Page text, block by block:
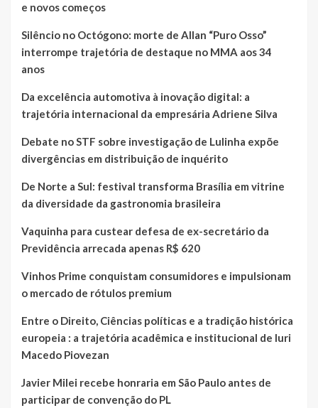
e novos começos
Silêncio no Octógono: morte de Allan “Puro Osso”
interrompe trajetória de destaque no MMA aos 34
anos
Da excelência automotiva à inovação digital: a
trajetória internacional da empresária Adriene Silva
Debate no STF sobre investigação de Lulinha expõe
divergências em distribuição de inquérito
De Norte a Sul: festival transforma Brasília em vitrine
da diversidade da gastronomia brasileira
Vaquinha para custear defesa de ex-secretário da
Previdência arrecada apenas R$ 620
Vinhos Prime conquistam consumidores e impulsionam
o mercado de rótulos premium
Entre o Direito, Ciências políticas e a tradição histórica
europeia : a trajetória acadêmica e institucional de Iuri
Macedo Piovezan
Javier Milei recebe honraria em São Paulo antes de
participar de convenção do PL